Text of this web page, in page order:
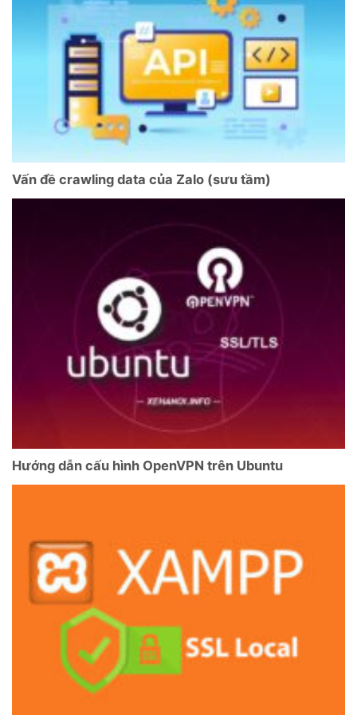
Vấn đề crawling data của Zalo (sưu tầm)
Hướng dẫn cấu hình OpenVPN trên Ubuntu